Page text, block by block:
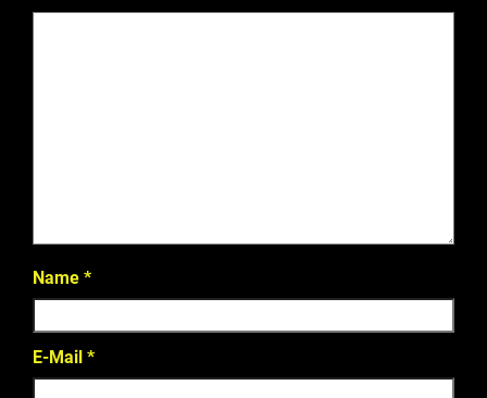
Name *
E-Mail *